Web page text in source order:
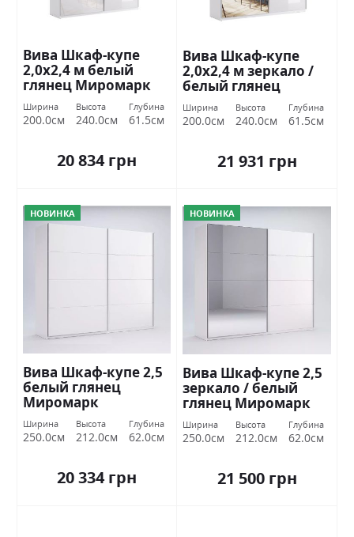
Вива Шкаф-купе
2,0х2,4 м белый
глянец Миромарк
Ширина
200.0см
Высота
240.0см
Глубина
61.5см
20 834 грн
Вива Шкаф-купе
2,0х2,4 м зеркало /
белый глянец
Миромарк
Ширина
200.0см
Высота
240.0см
Глубина
61.5см
21 931 грн
НОВИНКА
Вива Шкаф-купе 2,5
белый глянец
Миромарк
Ширина
250.0см
Высота
212.0см
Глубина
62.0см
20 334 грн
НОВИНКА
Вива Шкаф-купе 2,5
зеркало / белый
глянец Миромарк
Ширина
250.0см
Высота
212.0см
Глубина
62.0см
21 500 грн